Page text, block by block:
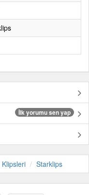
İlk yorumu sen yap
Starklips